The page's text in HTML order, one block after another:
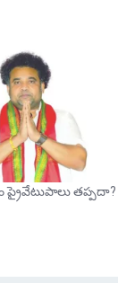
ప్రైవేటుపాలు తప్పదా?